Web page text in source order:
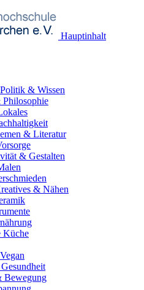
Hauptinhalt
& Wissen
Philosophie
& Literatur
& Gestalten
& Nähen
Küche
Bewegung